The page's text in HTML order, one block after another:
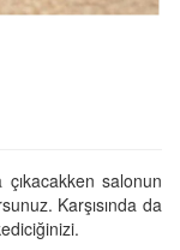
salonun
Karşısında da